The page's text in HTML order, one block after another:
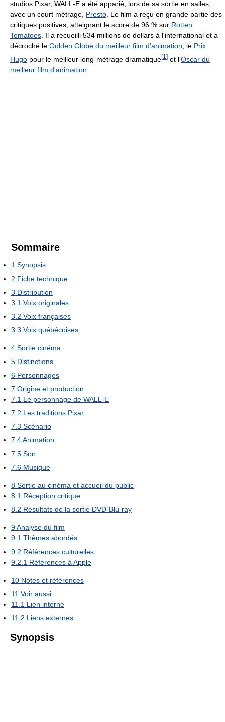
studios Pixar, WALL-E a été apparié, lors de sa sortie en salles,
avec un court métrage, Presto. Le film a reçu en grande partie des
critiques positives, atteignant le score de 96 % sur Rotten
Tomatoes. Il a recueilli 534 millions de dollars à l'international et a
décroché le Golden Globe du meilleur film d'animation, le Prix
Hugo pour le meilleur long-métrage dramatique[1 ] et l'Oscar du
meilleur film d'animation
Sommaire
1 Synopsis
2 Fiche technique
3 Distribution
3.1 Voix originales
3.2 Voix françaises
3.3 Voix québécoises
4 Sortie cinéma
5 Distinctions
6 Personnages
7 Origine et production
7.1 Le personnage de WALL-E
7.2 Les traditions Pixar
7.3 Scénario
7.4Animation
7.5 Son
7.6 Musique
8 Sortie au cinéma et accueil du public
8.1 Réception critique
8.2 Résultats de la sortie DVD-Blu-ray
9Analyse du film
9.1 Thèmes abordés
9.2 Références culturelles
9.2.1 Références à Apple
10 Notes et références
11 Voir aussi
11.1 Lien interne
11.2 Liens externes
Synopsis